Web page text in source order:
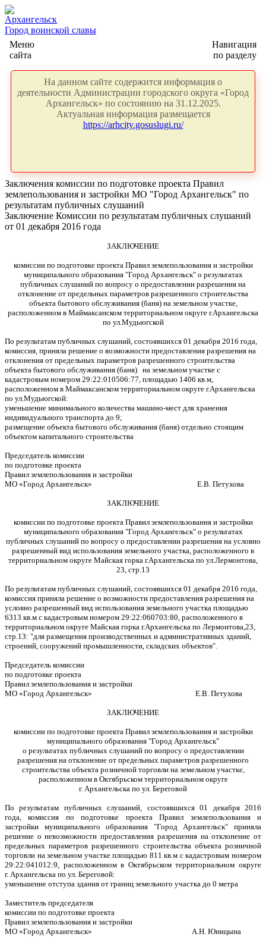
Архангельск
Город воинской славы
Меню
сайта
Навигация
по разделу
На данном сайте содержится информация о
деятельности Администрации городского округа «Город
Архангельск» по состоянию на 31.12.2025.
Актуальная информация размещается
https://arhcity.gosuslugi.ru/
Заключения комиссии по подготовке проекта Правил
землепользования и застройки МО "Город Архангельск" по
результатам публичных слушаний
Заключение Комиссии по результатам публичных слушаний
от 01 декабря 2016 года
ЗАКЛЮЧЕНИЕ
комиссии по подготовке проекта Правил землепользования и застройки
муниципального образования "Город Архангельск" о результатах
публичных слушаний по вопросу о предоставлении разрешения на
отклонение от предельных параметров разрешенного строительства
объекта бытового обслуживания (баня) на земельном участке,
расположенном в Маймаксанском территориальном округе г.Архангельска
по ул.Мудьюгской
По результатам публичных слушаний, состоявшихся 01 декабря 2016 года,
комиссия, приняла решение о возможности предоставления разрешения на
отклонения от предельных параметров разрешенного строительства
объекта бытового обслуживания (баня) на земельном участке с
кадастровым номером 29:22:010506:77, площадью 1406 кв.м,
расположенном в Маймаксанском территориальном округе г.Архангельска
по ул.Мудьюгской:
уменьшение минимального количества машино-мест для хранения
индивидуального транспорта до 9;
размещение объекта бытового обслуживания (баня) отдельно стоящим
объектом капитального строительства
Председатель комиссии
по подготовке проекта
Правил землепользования и застройки
МО «Город Архангельск» Е.В. Петухова
ЗАКЛЮЧЕНИЕ
комиссии по подготовке проекта Правил землепользования и застройки
муниципального образования "Город Архангельск" о результатах
публичных слушаний по вопросу о предоставлении разрешения на условно
разрешенный вид использования земельного участка, расположенного в
территориальном округе Майская горка г.Архангельска по ул.Лермонтова,
23, стр.13
По результатам публичных слушаний, состоявшихся 01 декабря 2016 года,
комиссия приняла решение о возможности предоставления разрешения на
условно разрешенный вид использования земельного участка площадью
6313 кв.м с кадастровым номером 29:22:060703:80, расположенного в
территориальном округе Майская горка г.Архангельска по Лермонтова,23,
стр.13: "для размещения производственных и административных зданий,
строений, сооружений промышленности, складских объектов".
Председатель комиссии
по подготовке проекта
Правил землепользования и застройки
МО «Город Архангельск» Е.В. Петухова
ЗАКЛЮЧЕНИЕ
комиссии по подготовке проекта Правил землепользования и застройки
муниципального образования "Город Архангельск"
о результатах публичных слушаний по вопросу о предоставлении
разрешения на отклонение от предельных параметров разрешенного
строительства объекта розничной торговли на земельном участке,
расположенном в Октябрьском территориальном округе
г. Архангельска по ул. Береговой
По результатам публичных слушаний, состоявшихся 01 декабря 2016
года, комиссия по подготовке проекта Правил землепользования и
застройки муниципального образования "Город Архангельск" приняла
решение о невозможности предоставления разрешения на отклонение от
предельных параметров разрешенного строительства объекта розничной
торговли на земельном участке площадью 811 кв.м с кадастровым номером
29:22:041012:9, расположенном в Октябрьском территориальном округе
г. Архангельска по ул. Береговой:
уменьшение отступа здания от границ земельного участка до 0 метра
Заместитель председателя
комиссии по подготовке проекта
Правил землепользования и застройки
МО «Город Архангельск» А.Н. Юницына